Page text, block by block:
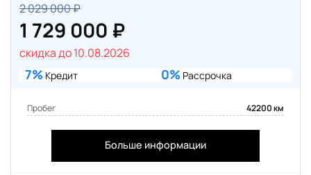
2 029 000 ₽
1 729 000 ₽
скидка до 10.08.2026
7% Кредит 0% Рассрочка
Пробег 42200 км
Больше информации